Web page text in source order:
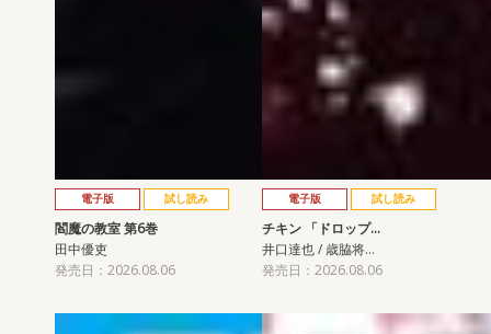
電子版 試し読み
閻魔の教室 第6巻
田中優吏
発売日：2026.08.06
電子版 試し読み
チキン 「ドロップ…
井口達也 / 歳脇将…
発売日：2026.08.06